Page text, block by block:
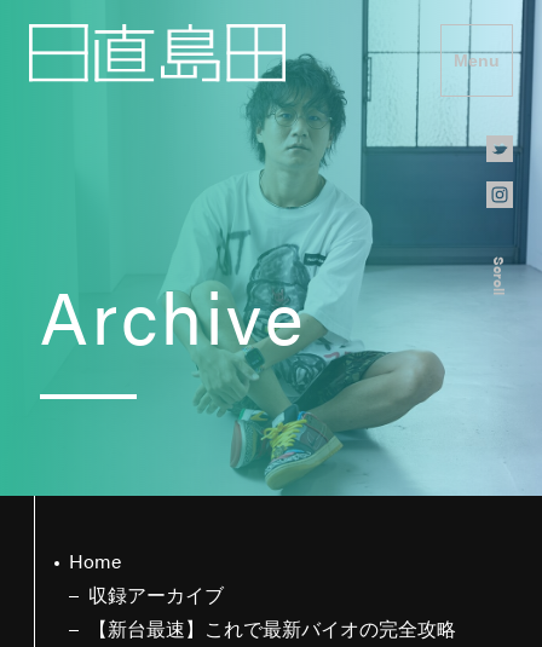
Menu
Scroll
Archive
Home
収録アーカイブ
【新台最速】これで最新バイオの完全攻略